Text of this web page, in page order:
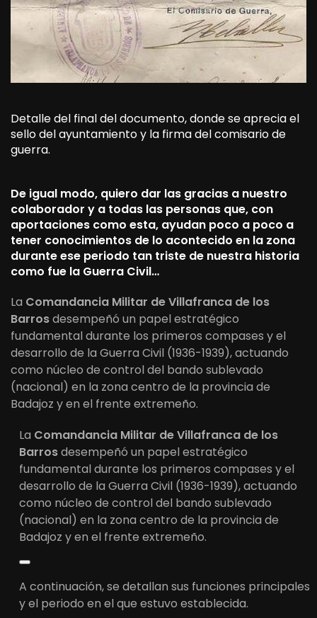
Detalle del final del documento, donde se aprecia el
sello del ayuntamiento y la firma del comisario de
guerra.
De igual modo, quiero dar las gracias a nuestro
colaborador y a todas las personas que, con
aportaciones como esta, ayudan poco a poco a
tener conocimientos de lo acontecido en la zona
durante ese periodo tan triste de nuestra historia
como fue la Guerra Civil…
La Comandancia Militar de Villafranca de los
Barrosdesempeñó un papel estratégico
fundamental durante los primeros compases y el
desarrollo de la Guerra Civil (1936-1939), actuando
como núcleo de control del bando sublevado
(nacional) en la zona centro de la provincia de
Badajoz y en el frente extremeño.
La Comandancia Militar de Villafranca de los
Barrosdesempeñó un papel estratégico
fundamental durante los primeros compases y el
desarrollo de la Guerra Civil (1936-1939), actuando
como núcleo de control del bando sublevado
(nacional) en la zona centro de la provincia de
Badajoz y en el frente extremeño.
A continuación, se detallan sus funciones principales
y el periodo en el que estuvo establecida.